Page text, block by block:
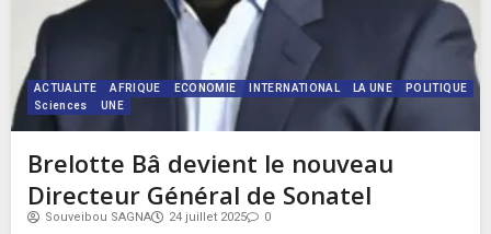
ACTUALITE AFRIQUE ECONOMIE INTERNATIONAL LA UNE
POLITIQUE
Sciences
UNE
Brelotte Bâ devient le nouveau
Directeur Général de Sonatel
Souveibou SAGNA 24 juillet 2025 0